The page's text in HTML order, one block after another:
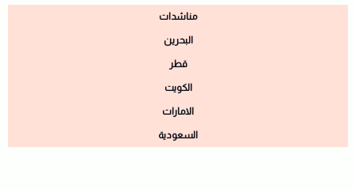
مناشدات
البحرين
قطر
الكويت
الامارات
السعودية